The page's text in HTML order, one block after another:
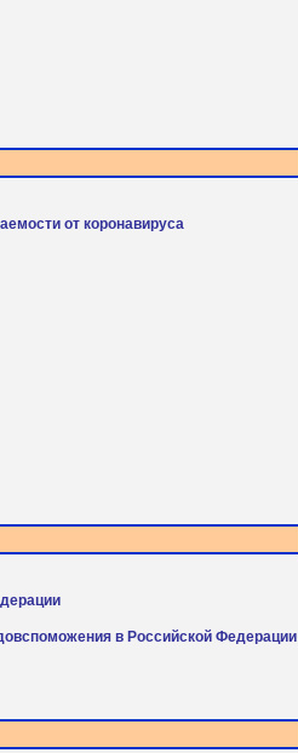
от коронавируса
в Российской Федерации